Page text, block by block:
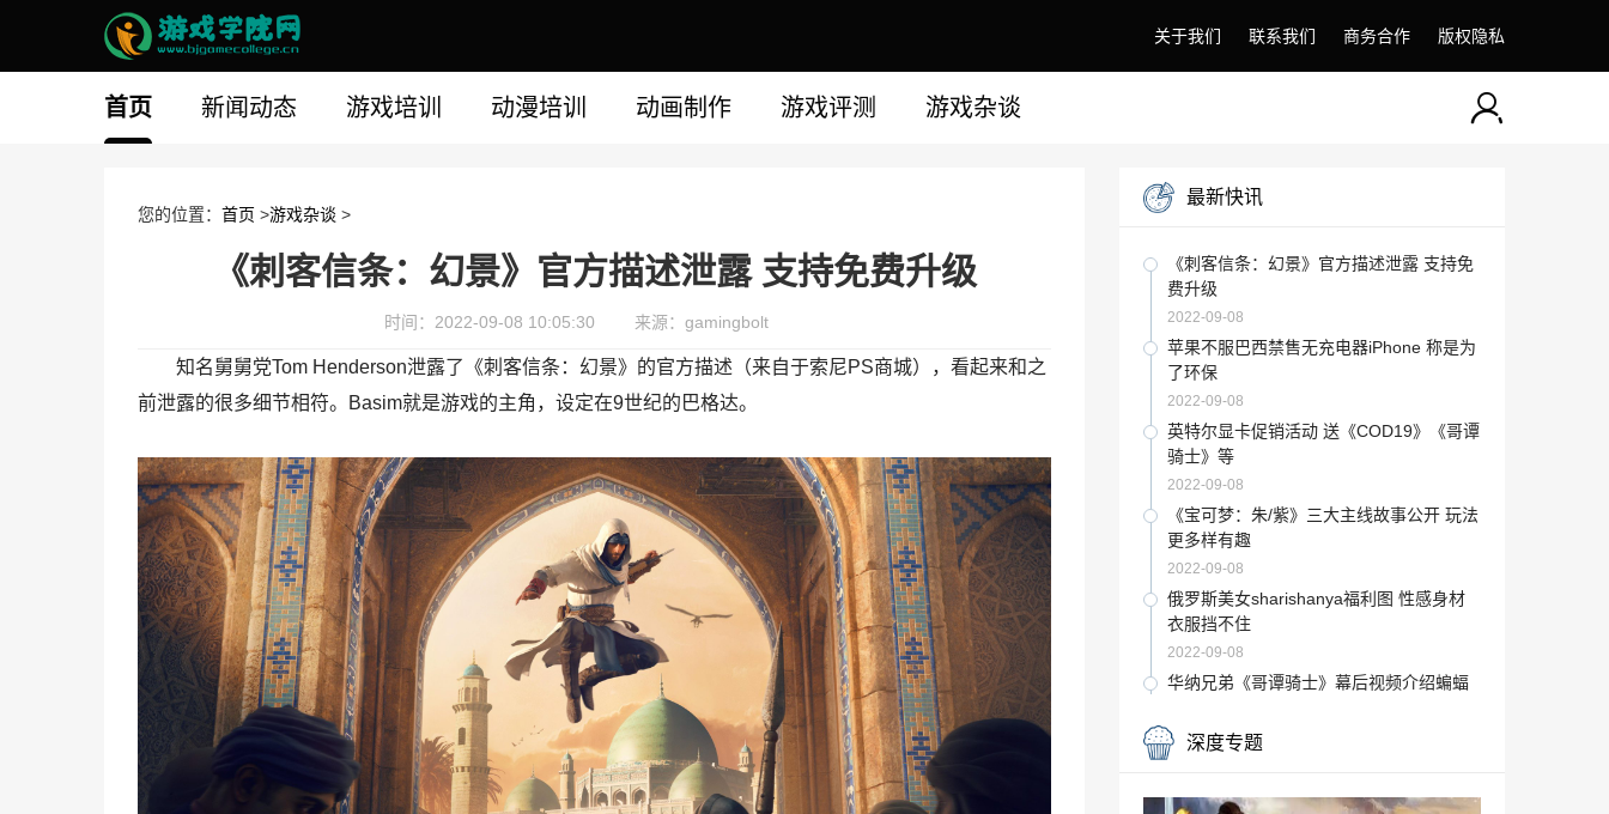
关于我们 联系我们 商务合作 版权隐私
首页 新闻动态 游戏培训 动漫培训 动画制作 游戏评测 游戏杂谈
您的位置： 首页 >游戏杂谈 >
《刺客信条：幻景》官方描述泄露 支持免费升级
时间：2022-09-08 10:05:30 来源：gamingbolt
知名舅舅党Tom Henderson泄露了《刺客信条：幻景》的官方描述（来自于索尼PS商城），看起来和之
前泄露的很多细节相符。Basim就是游戏的主角，设定在9世纪的巴格达。
最新快讯
《刺客信条：幻景》官方描述泄露 支持免
费升级
2022-09-08
苹果不服巴西禁售无充电器iPhone 称是为
了环保
2022-09-08
英特尔显卡促销活动 送《COD19》《哥谭
骑士》等
2022-09-08
《宝可梦：朱/紫》三大主线故事公开 玩法
更多样有趣
2022-09-08
俄罗斯美女sharishanya福利图 性感身材
衣服挡不住
2022-09-08
华纳兄弟《哥谭骑士》幕后视频介绍蝙蝠
2022-09-08
深度专题